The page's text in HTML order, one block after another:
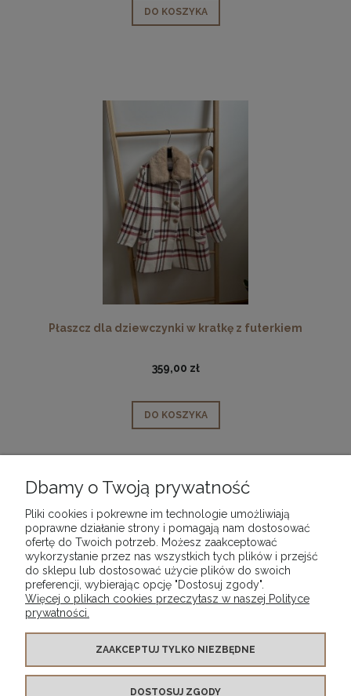
DO KOSZYKA
Płaszcz dla dziewczynki w kratkę z futerkiem
359,00 zł
DO KOSZYKA
5 ...
POMOC
MEDIA SPOŁECZNOŚCIOWE
MOJE KONTO
Dbamy o Twoją prywatność
Pliki cookies i pokrewne im technologie umożliwiają
poprawne działanie strony i pomagają nam dostosować
ofertę do Twoich potrzeb. Możesz zaakceptować
wykorzystanie przez nas wszystkich tych plików i przejść
do sklepu lub dostosować użycie plików do swoich
preferencji, wybierając opcję "Dostosuj zgody".
Więcej o plikach cookies przeczytasz w naszej Polityce
prywatności.
ZAAKCEPTUJ TYLKO NIEZBĘDNE
DOSTOSUJ ZGODY